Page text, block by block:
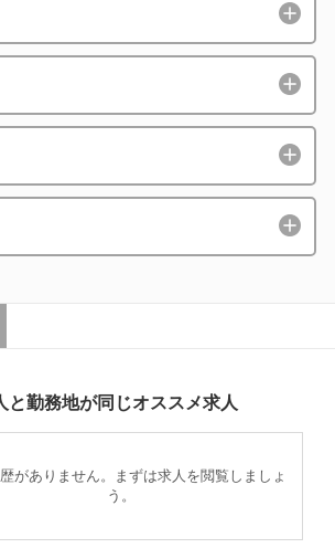
と勤務地が同じオススメ求人
がありません。まずは求人を閲覧しましょ
う。